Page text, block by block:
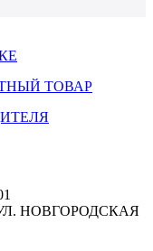
ТОВАР
УЛ. НОВГОРОДСКАЯ